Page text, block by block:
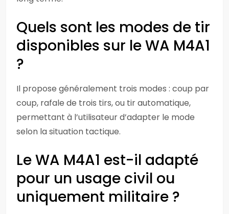
Quels sont les modes de tir
disponibles sur le WA M4A1
?
Il propose généralement trois modes : coup par
coup, rafale de trois tirs, ou tir automatique,
permettant à l’utilisateur d’adapter le mode
selon la situation tactique.
Le WA M4A1 est-il adapté
pour un usage civil ou
uniquement militaire ?